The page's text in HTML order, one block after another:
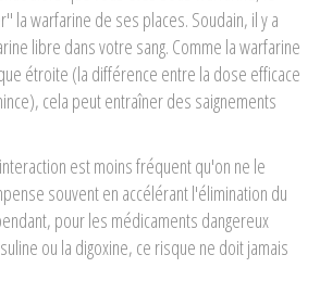
la warfarine de ses places. Soudain, il y a
libre dans votre sang. Comme la warfarine
étroite (la différence entre la dose efficace
cela peut entraîner des saignements
est moins fréquent qu'on ne le
souvent en accélérant l'élimination du
pour les médicaments dangereux
ou la digoxine, ce risque ne doit jamais